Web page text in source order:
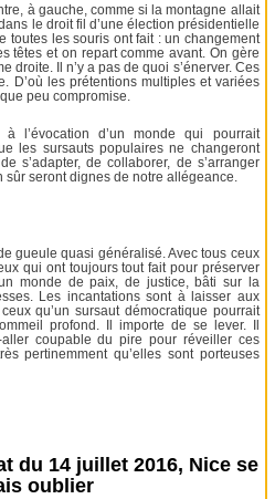
à gauche, comme si la montagne allait
le droit fil d’une élection présidentielle
toutes les souris ont fait : un changement
têtes et on repart comme avant. On gère
droite. Il n’y a pas de quoi s’énerver. Ces
D’où les prétentions multiples et variées
peu compromise.
l’évocation d’un monde qui pourrait
les sursauts populaires ne changeront
s’adapter, de collaborer, de s’arranger
seront dignes de notre allégeance.
gueule quasi généralisé. Avec tous ceux
qui ont toujours tout fait pour préserver
monde de paix, de justice, bâti sur la
Les incantations sont à laisser aux
qu’un sursaut démocratique pourrait
profond. Il importe de se lever. Il
coupable du pire pour réveiller ces
pertinemment qu’elles sont porteuses
du 14 juillet 2016, Nice se
oublier